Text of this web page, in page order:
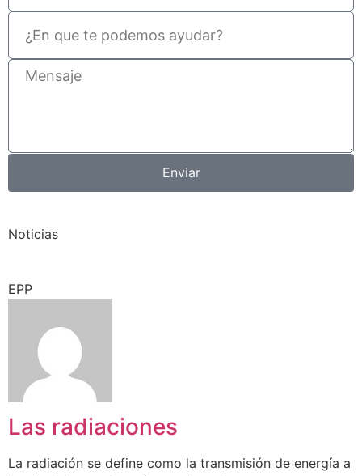
Enviar
Noticias
EPP
Las radiaciones
La radiación se define como la transmisión de energía a